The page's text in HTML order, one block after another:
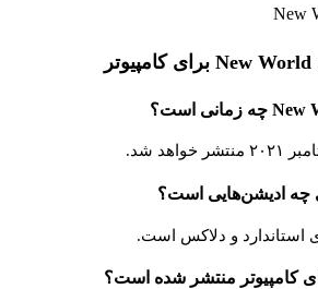
استاندارد و دلاکس است.